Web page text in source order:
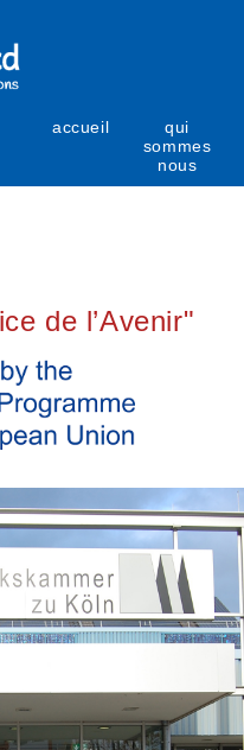
accueil
qui
sommes
nous
de l’Avenir"